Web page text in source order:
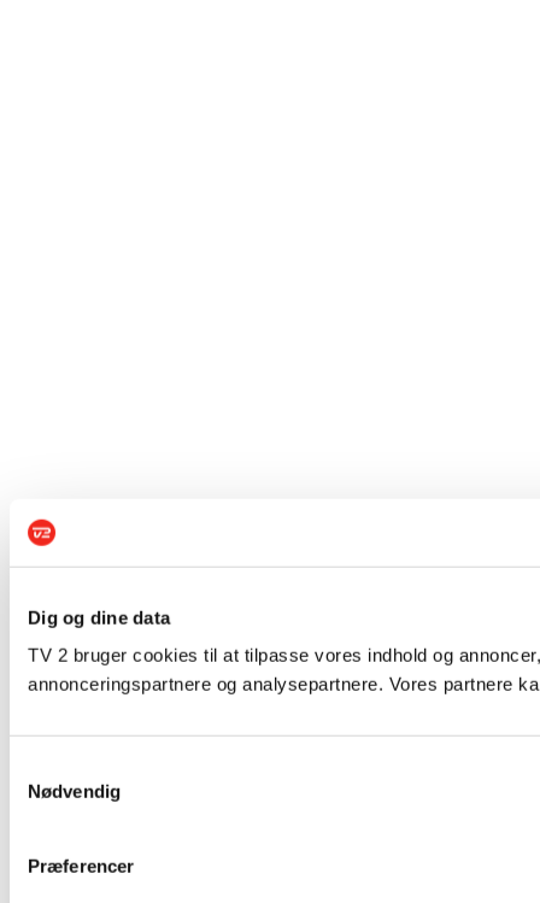
Dig og dine data
TV 2 bruger cookies til at tilpasse vores indhold og
annonceringspartnere og analysepartnere. Vores partnere
Nødvendig
Præferencer